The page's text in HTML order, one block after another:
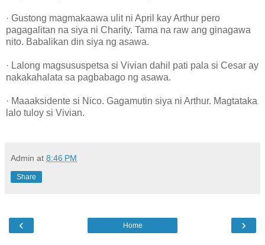
· Gustong magmakaawa ulit ni April kay Arthur pero
pagagalitan na siya ni Charity. Tama na raw ang ginagawa
nito. Babalikan din siya ng asawa.
· Lalong magsususpetsa si Vivian dahil pati pala si Cesar ay
nakakahalata sa pagbabago ng asawa.
· Maaaksidente si Nico. Gagamutin siya ni Arthur. Magtataka
lalo tuloy si Vivian.
Admin at 8:46 PM
Share
‹ ›
Home